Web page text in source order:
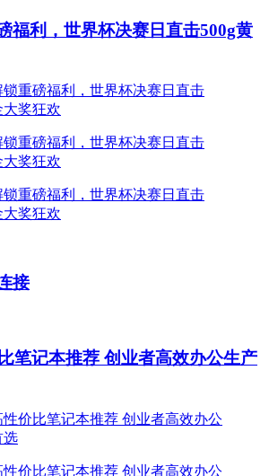
福利，世界杯决赛日直击500g黄
接
笔记本推荐 创业者高效办公生产